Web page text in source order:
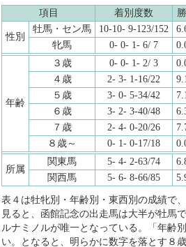
項目 着別度数
性別
牡馬・セン馬 10-10- 9-123/152
牝馬
0- 0- 1- 6/ 7
年齢
３歳 0- 0- 1- 2/ 3
４歳
2- 3- 1-16/22
５歳
3- 0- 5-34/42
６歳
3- 2- 3-40/48
７歳
2- 4- 0-20/26
８歳～
0- 1- 0-17/18
所属
関東馬 5- 4- 2-63/74
関西馬
5- 6- 8-66/85
表４は牡牝別・年齢別・東西別の成績で
見ると、函館記念の出走馬は大半が牡馬
ルナミノルが唯一となっている。「年齢
い。となると、明らかに数字を落とす８